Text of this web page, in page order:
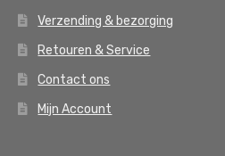
Verzending & bezorging
Retouren & Service
Contact ons
Mijn Account